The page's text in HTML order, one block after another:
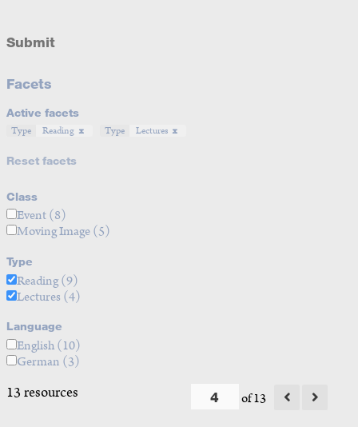
Submit
Facets
Active facets
Type Reading Type Lectures
Reset facets
Class
Event(8)
Moving Image(5)
Type
Reading(9)
Lectures (4)
Language
English(10)
German (3)
13 resources of 13